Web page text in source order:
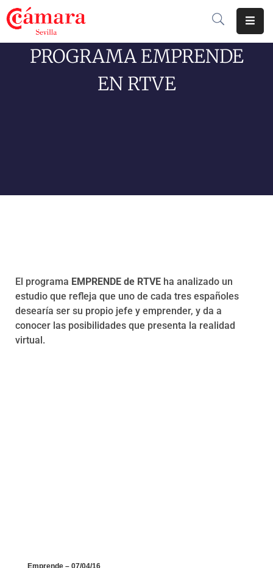
Cámara
Programas
PROGRAMA EMPRENDE
EN RTVE
El programa EMPRENDE de RTVE ha analizado un
estudio que refleja que uno de cada tres españoles
desearía ser su propio jefe y emprender, y da a
conocer las posibilidades que presenta la realidad
virtual.